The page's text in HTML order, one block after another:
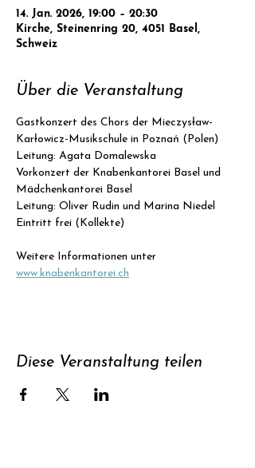
14. Jan. 2026, 19:00 – 20:30
Kirche, Steinenring 20, 4051 Basel,
Schweiz
Über die Veranstaltung
Gastkonzert des Chors der Mieczysław-
Karłowicz-Musikschule in Poznań (Polen)
Leitung: Agata Domalewska
Vorkonzert der Knabenkantorei Basel und
Mädchenkantorei Basel
Leitung: Oliver Rudin und Marina Niedel
Eintritt frei (Kollekte)
Weitere Informationen unter
www.knabenkantorei.ch
Diese Veranstaltung teilen